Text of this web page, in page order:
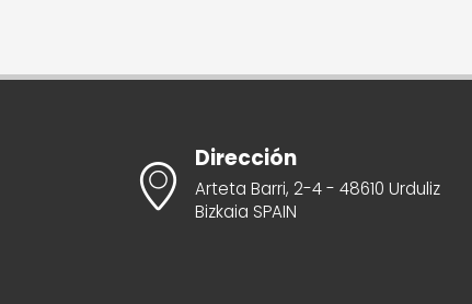
Dirección
Arteta Barri, 2-4 - 48610 Urduliz
Bizkaia SPAIN